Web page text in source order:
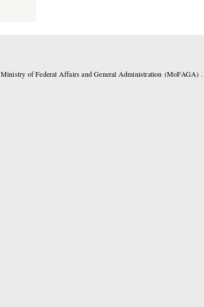
Ministry of Federal Affairs and General Administration (MoFAGA) .